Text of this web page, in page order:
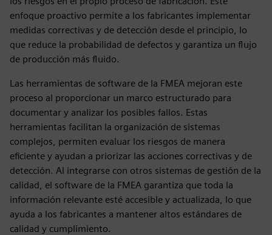
enfoque proactivo permite a los fabricantes implementar
medidas correctivas y de detección desde el principio, lo
que reduce la probabilidad de defectos y garantiza un flujo
de producción más fluido.
Las herramientas de software de la FMEA mejoran este
proceso al proporcionar un marco estructurado para
documentar y analizar los posibles fallos. Estas
herramientas facilitan la organización de sistemas
complejos, permiten evaluar los riesgos de manera
eficiente y ayudan a priorizar las acciones correctivas y de
detección. Al integrarse con otros sistemas de gestión de la
calidad, el software de la FMEA garantiza que toda la
información relevante esté accesible y actualizada, lo que
ayuda a los fabricantes a mantener altos estándares de
calidad y cumplimiento.